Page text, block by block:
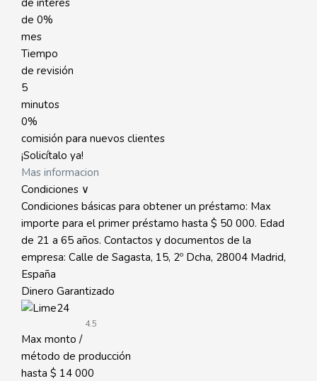
de interes
de 0%
mes
Tiempo
de revisión
5
minutos
0%
comisión para nuevos clientes
¡Solicítalo ya!
Mas informacion
Condiciones ∨
Condiciones básicas para obtener un préstamo: Max
importe para el primer préstamo hasta $ 50 000. Edad
de 21 a 65 años. Contactos y documentos de la
empresa: Calle de Sagasta, 15, 2º Dcha, 28004 Madrid,
España
Dinero Garantizado
4.5
Max monto /
método de producción
hasta $ 14 000